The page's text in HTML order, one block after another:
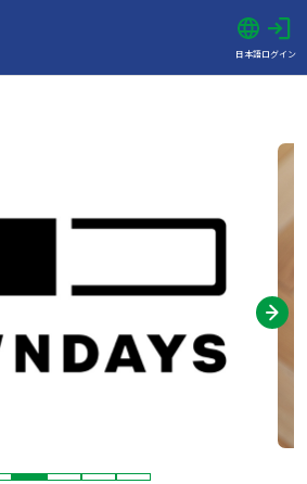
日本語ログイン